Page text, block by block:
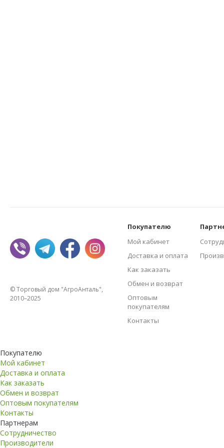
© Торговый дом "АгроАнталь",
2010–2025
Покупателю
Мой кабинет
Доставка и оплата
Как заказать
Обмен и возврат
Оптовым
покупателям
Контакты
Покупателю
Мой кабинет
Доставка и оплата
Как заказать
Обмен и возврат
Оптовым покупателям
Контакты
Партнерам
Сотрудничество
Производители